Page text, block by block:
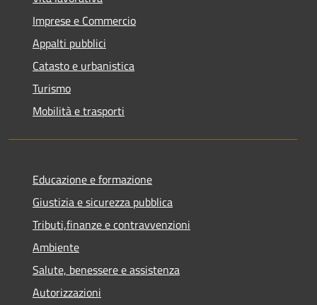
Imprese e Commercio
Appalti pubblici
Catasto e urbanistica
Turismo
Mobilità e trasporti
Educazione e formazione
Giustizia e sicurezza pubblica
Tributi,finanze e contravvenzioni
Ambiente
Salute, benessere e assistenza
Autorizzazioni